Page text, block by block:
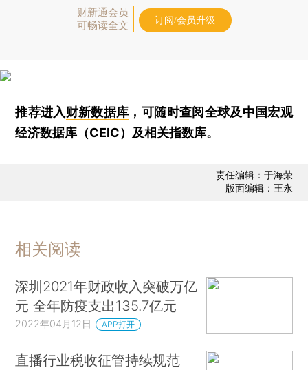
财新通会员
可畅读全文
订阅/会员升级
推荐进入财新数据库 ，可随时查阅全球及中国宏观
经济数据库（CEIC）及相关指数库。
责任编辑：于海荣
版面编辑：王永
相关阅读
深圳2021年财政收入突破万亿
元 全年防疫支出135.7亿元
2022年04月12日 APP打开
直播行业税收征管持续规范